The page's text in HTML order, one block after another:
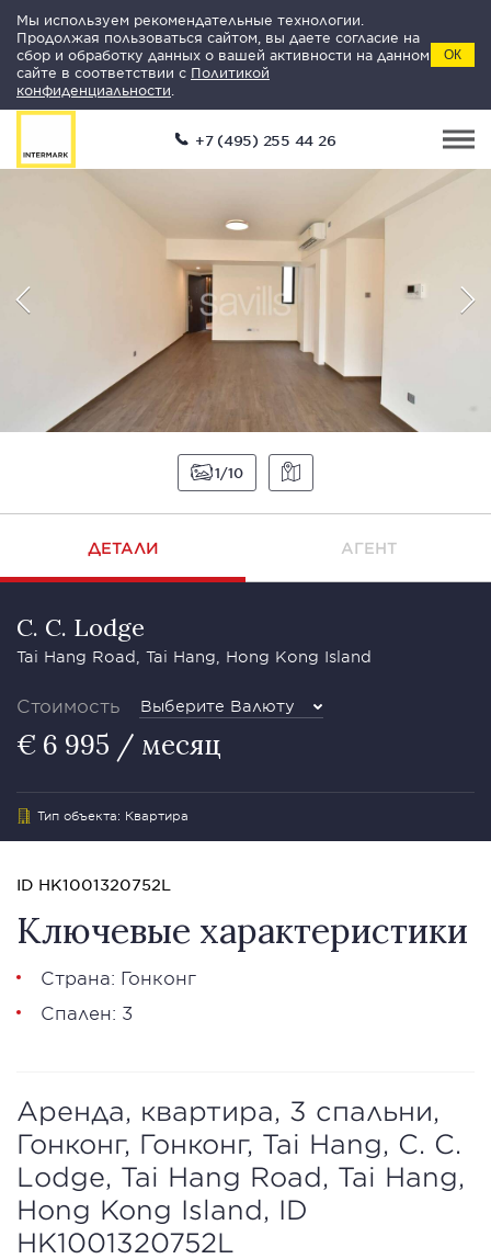
Мы используем рекомендательные технологии.
Продолжая пользоваться сайтом, вы даете согласие на
сбор и обработку данных о вашей активности на данном
сайте в соответствии с Политикой
конфиденциальности
ОК
+7 (495) 255 44 26
1 10
ДЕТАЛИ АГЕНТ
C. C. Lodge
Tai Hang Road, Tai Hang, Hong Kong Island
Стоимость Выберите Валюту
€ 6 995 / месяц
Тип объекта: Квартира
ID HK1001320752L
Ключевые характеристики
Страна: Гонконг
Спален: 3
Аренда, квартира, 3 спальни,
Гонконг, Гонконг, Tai Hang, C. C.
Lodge, Tai Hang Road, Tai Hang,
Hong Kong Island, ID
HK1001320752L